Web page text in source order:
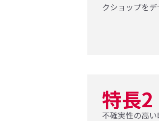
クショップを
特長2
不確実性の高